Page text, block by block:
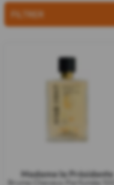
FILTRER
Madame la Présidente